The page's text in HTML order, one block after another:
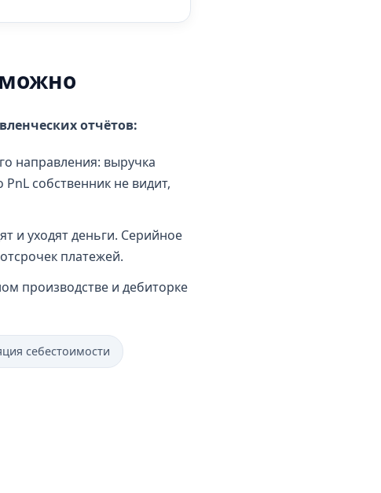
отчётов:
направления: выручка
собственник не видит,
и уходят деньги. Серийное
платежей.
производстве и дебиторке
себестоимости